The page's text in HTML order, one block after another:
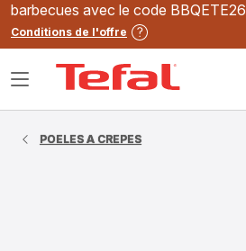
barbecues avec le code BBQETE26
Conditions de l'offre
Ouvrir
POELES A CREPES